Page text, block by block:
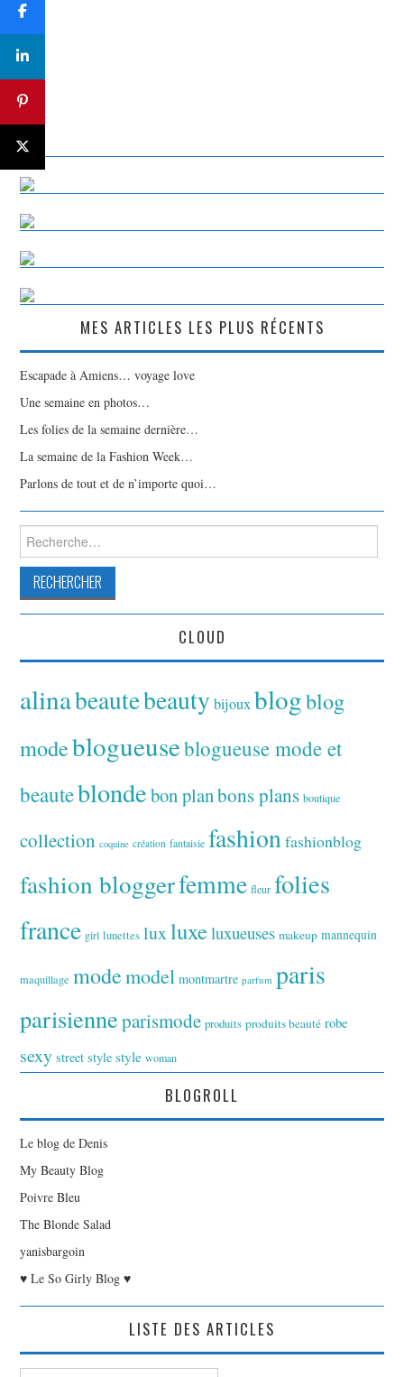
MES ARTICLES LES PLUS RÉCENTS
Escapade à Amiens… voyage love
Une semaine en photos…
Les folies de la semaine dernière…
La semaine de la Fashion Week…
Parlons de tout et de n’importe quoi…
Rechercher :
CLOUD
alinabeautebeauty bijoux blogblog
modeblogueuseblogueuse mode et
beauteblondebon planbons plans boutique
collection coquine création fantaisie fashionfashionblog
fashion bloggerfemme fleur folies
france girl lunettes luxluxeluxueuses makeup mannequin
maquillage modemodel montmartre parfum paris
parisienneparismode produits produits beauté robe
sexy street style style woman
BLOGROLL
Le blog de Denis
My Beauty Blog
Poivre Bleu
The Blonde Salad
yanisbargoin
♥ Le So Girly Blog ♥
LISTE DES ARTICLES